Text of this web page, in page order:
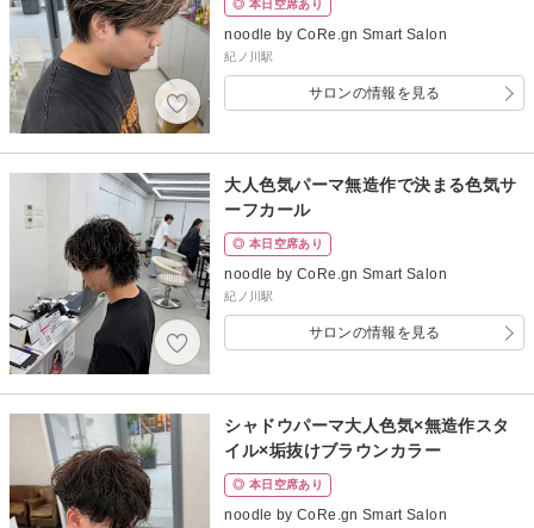
◎ 本日空席あり
noodle by CoRe.gn Smart Salon
紀ノ川駅
サロンの情報を見る
大人色気パーマ無造作で決まる色気サ
ーフカール
◎ 本日空席あり
noodle by CoRe.gn Smart Salon
紀ノ川駅
サロンの情報を見る
シャドウパーマ大人色気×無造作スタ
イル×垢抜けブラウンカラー
◎ 本日空席あり
noodle by CoRe.gn Smart Salon